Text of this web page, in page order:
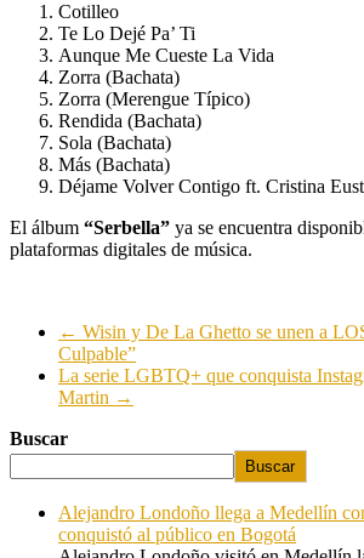
Cotilleo
Te Lo Dejé Pa’ Ti
Aunque Me Cueste La Vida
Zorra (Bachata)
Zorra (Merengue Típico)
Rendida (Bachata)
Sola (Bachata)
Más (Bachata)
Déjame Volver Contigo ft. Cristina
El álbum “Serbella” ya se encuentra
plataformas digitales de música.
← Wisin y De La Ghetto se unen a
Culpable”
La serie LGBTQ+ que conquista
Martin →
Buscar
Buscar
Alejandro Londoño llega a Medellín
conquistó al público en Bogotá